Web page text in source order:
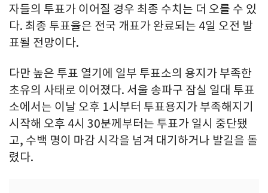
자들의 투표가 이어질 경우 최종 수치는 더 오를 수 있
다. 최종 투표율은 전국 개표가 완료되는 4일 오전 발
표될 전망이다.
다만 높은 투표 열기에 일부 투표소의 용지가 부족한
초유의 사태로 이어졌다. 서울 송파구 잠실 일대 투표
소에서는 이날 오후 1시부터 투표용지가 부족해지기
시작해 오후 4시 30분께부터는 투표가 일시 중단됐
고, 수백 명이 마감 시각을 넘겨 대기하거나 발길을 돌
렸다.